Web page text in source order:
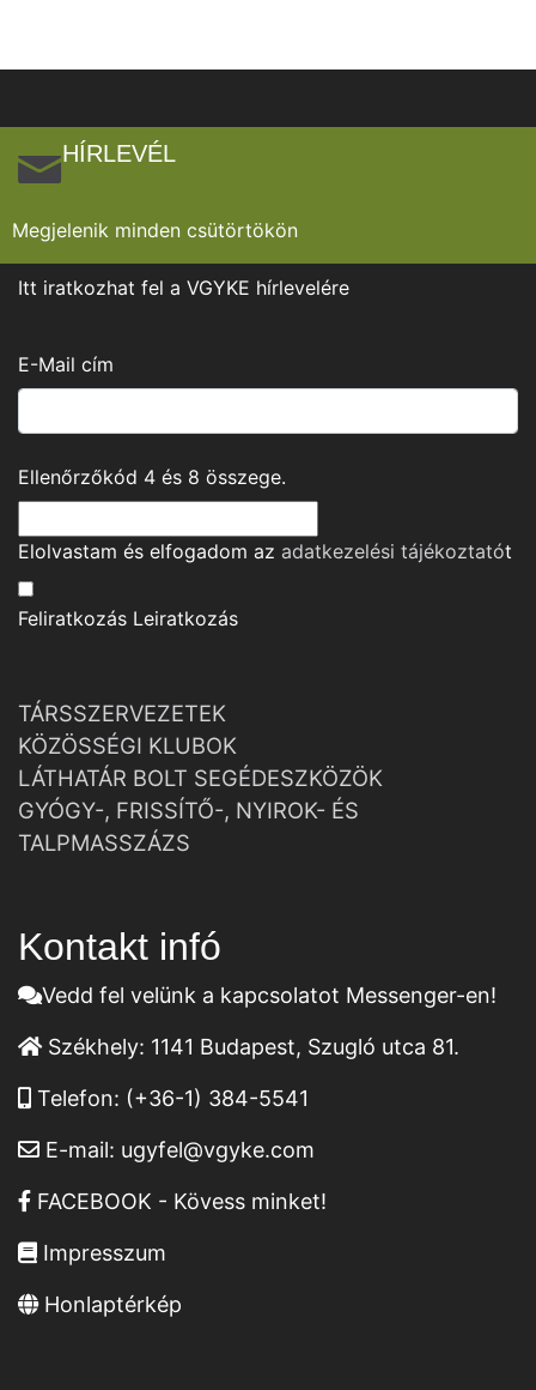
HÍRLEVÉL
Megjelenik minden csütörtökön
Itt iratkozhat fel a VGYKE hírlevelére
E-Mail cím
Ellenőrzőkód 4 és 8 összege.
Elolvastam és elfogadom az adatkezelési tájékoztatót
Feliratkozás Leiratkozás
TÁRSSZERVEZETEK
KÖZÖSSÉGI KLUBOK
LÁTHATÁR BOLT SEGÉDESZKÖZÖK
GYÓGY-, FRISSÍTŐ-, NYIROK- ÉS
TALPMASSZÁZS
Kontakt infó
Vedd fel velünk a kapcsolatot Messenger-en!
Székhely: 1141 Budapest, Szugló utca 81.
Telefon: (+36-1) 384-5541
E-mail: ugyfel@vgyke.com
FACEBOOK - Kövess minket!
Impresszum
Honlaptérkép